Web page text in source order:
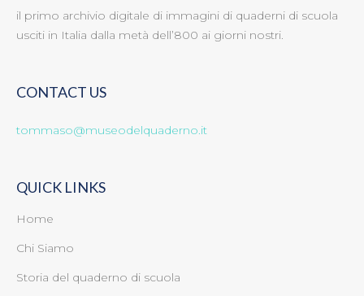
il primo archivio digitale di immagini di quaderni di scuola
usciti in Italia dalla metà dell’800 ai giorni nostri.
CONTACT US
tommaso@museodelquaderno.it
QUICK LINKS
Home
Chi Siamo
Storia del quaderno di scuola